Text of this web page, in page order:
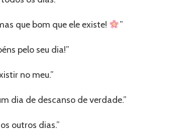
que bom que ele existe! ”
pelo seu dia!”
no meu.”
dia de descanso de verdade.”
outros dias.”